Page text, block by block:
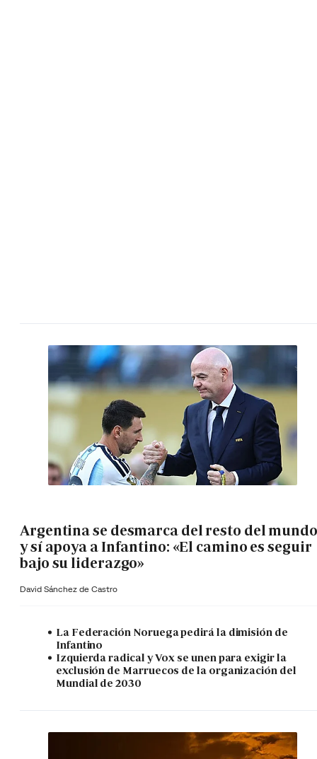
Argentina se desmarca del resto del mundo
y sí apoya a Infantino: «El camino es seguir
bajo su liderazgo»
David Sánchez de Castro
La Federación Noruega pedirá la dimisión de
Infantino
Izquierda radical y Vox se unen para exigir la
exclusión de Marruecos de la organización del
Mundial de 2030